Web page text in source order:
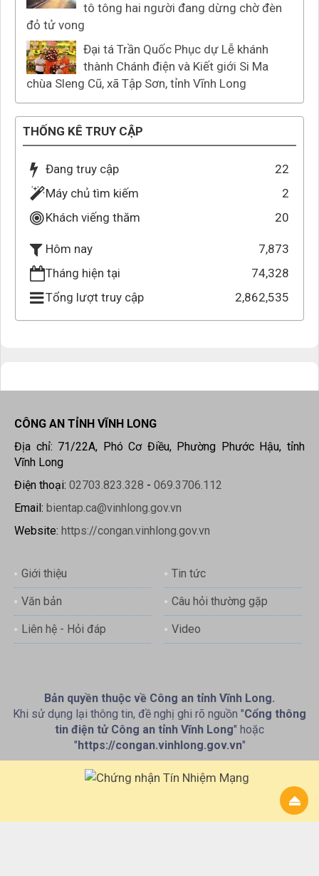
tô tông hai người đang dừng chờ đèn
đỏ tử vong
Đại tá Trần Quốc Phục dự Lễ khánh
thành Chánh điện và Kiết giới Si Ma
chùa Sleng Cũ, xã Tập Sơn, tỉnh Vĩnh Long
THỐNG KÊ TRUY CẬP
Đang truy cập
22
Máy chủ tìm kiếm
2
Khách viếng thăm
20
Hôm nay
7,873
Tháng hiện tại
74,328
Tổng lượt truy cập
2,862,535
CÔNG AN TỈNH VĨNH LONG
Địa chỉ: 71/22A, Phó Cơ Điều, Phường Phước Hậu, tỉnh
Vĩnh Long
Điện thoại: 02703.823.328 - 069.3706.112
Email: bientap.ca@vinhlong.gov.vn
Website: https://congan.vinhlong.gov.vn
Giới thiệu Tin tức
Văn bản Câu hỏi thường gặp
Liên hệ - Hỏi đáp Video
Bản quyền thuộc về Công an tỉnh Vĩnh Long.
Khi sử dụng lại thông tin, đề nghị ghi rõ nguồn "Cổng thông
tin điện tử Công an tỉnh Vĩnh Long" hoặc
"https://congan.vinhlong.gov.vn"